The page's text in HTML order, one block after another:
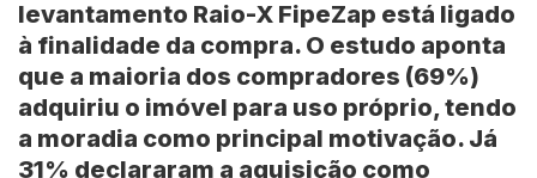
levantamento Raio-X FipeZap está ligado
à finalidade da compra. O estudo aponta
que a maioria dos compradores (69%)
adquiriu o imóvel para uso próprio, tendo
a moradia como principal motivação. Já
31% declararam a aquisição como